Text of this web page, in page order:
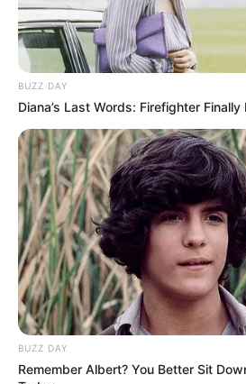
Single
Black Sheep(2020)
Cara Garett Nolan membuat tubuhnya
berhasil menarik banyak perhatian. Ia
penampilan mengagumnya dan
media sosial.
TAGS GARETT NOLAN MODEL PENYANYI
TIKTOKER
BUZZ DAY
Diana’s Last Words: Firefighter
BUZZ DAY
Remember Albert? You Better Sit